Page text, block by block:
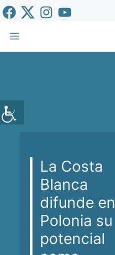
Vés
al
contingut
Menu
La Costa
Blanca
difunde en
Polonia su
potencial